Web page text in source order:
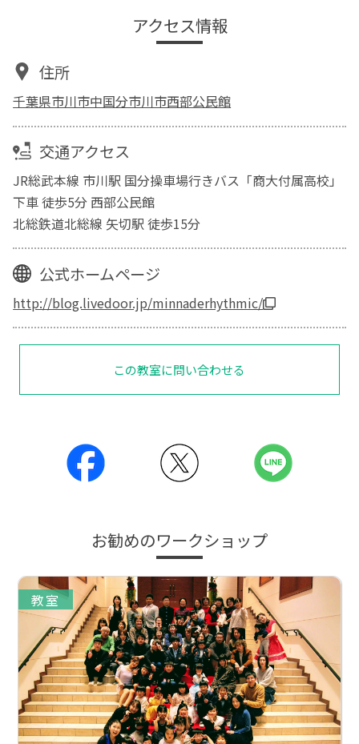
アクセス情報
住所
千葉県市川市中国分市川市西部公民館
交通アクセス
JR総武本線 市川駅 国分操車場行きバス「商大付属高校」
下車 徒歩5分 西部公民館
北総鉄道北総線 矢切駅 徒歩15分
公式ホームページ
http://blog.livedoor.jp/minnaderhythmic/
この教室に問い合わせる
お勧めのワークショップ
教室